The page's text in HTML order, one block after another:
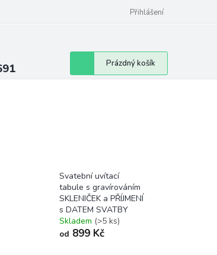
Přihlášení
Nákupní
košík
Prázdný košík
Svatební uvítací
tabule s gravírováním
SKLENIČEK a PŘÍJMENÍ
s DATEM SVATBY
Skladem (>5 ks)
od 899 Kč